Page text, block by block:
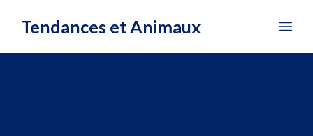
Tendances et Animaux